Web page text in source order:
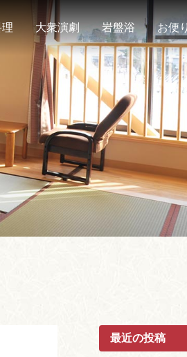
大衆演劇 岩盤浴 お便
最近の投稿